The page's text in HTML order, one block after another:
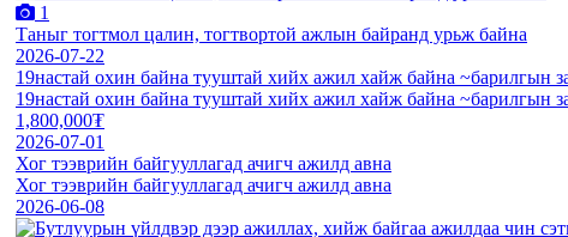
1
Таныг тогтмол цалин, тогтвортой ажлын байранд урьж байна
2026-07-22
19настай охин байна тууштай хийх ажил хайж байна ~барилгын
19настай охин байна тууштай хийх ажил хайж байна ~барилгын
1,800,000₮
2026-07-01
Хог тээврийн байгууллагад ачигч ажилд авна
Хог тээврийн байгууллагад ачигч ажилд авна
2026-06-08